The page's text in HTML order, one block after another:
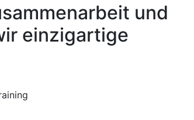
und
einzigartige